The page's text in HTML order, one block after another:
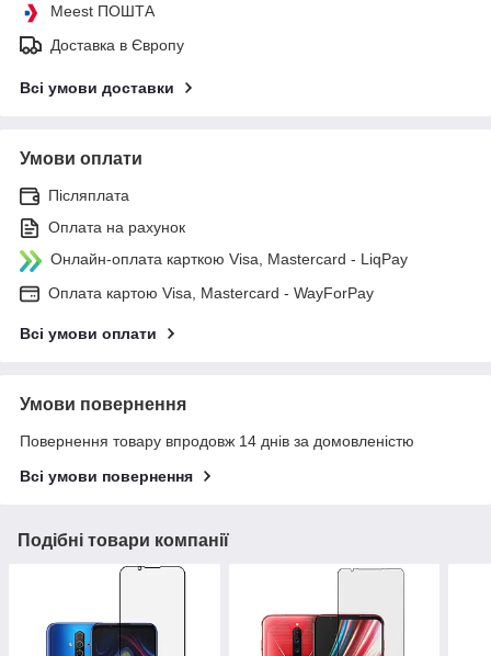
Meest ПОШТА
Доставка в Європу
Всі умови доставки
Умови оплати
Післяплата
Оплата на рахунок
Онлайн-оплата карткою Visa, Mastercard - LiqPay
Оплата картою Visa, Mastercard - WayForPay
Всі умови оплати
Умови повернення
Повернення товару впродовж 14 днів за домовленістю
Всі умови повернення
Подібні товари компанії